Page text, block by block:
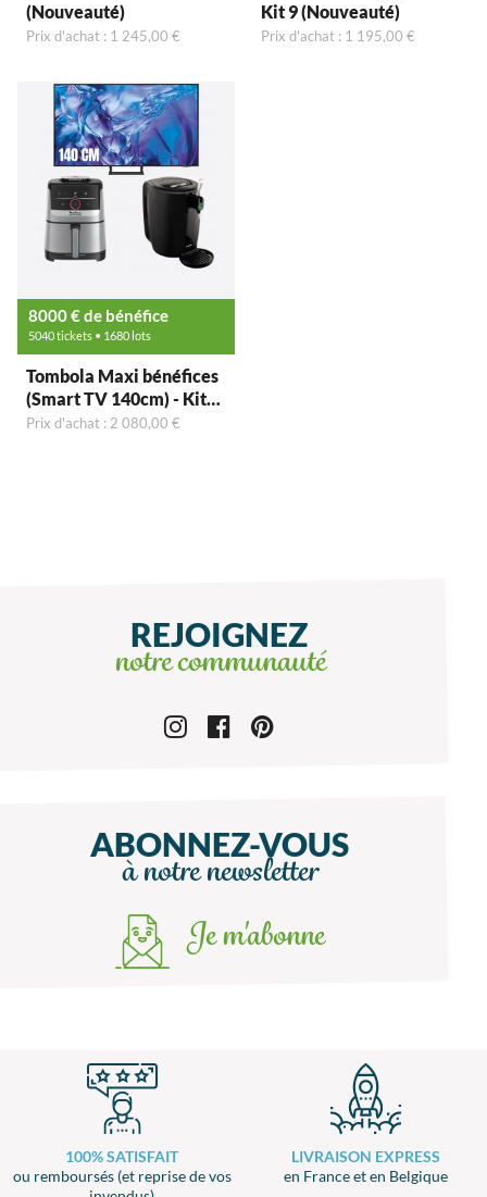
(Nouveauté)
Prix d'achat : 1 245,00 €
Kit 9 (Nouveauté)
Prix d'achat : 1 195,00 €
Tombola Maxi bénéfices
(Smart TV 140cm) - Kit
33 (Nouveauté)
8000 € de bénéfice
5040 tickets • 1680 lots
Prix d'achat : 2 080,00 €
REJOIGNEZ
notre communauté
ABONNEZ-VOUS
à notre newsletter
Je m'abonne
100% SATISFAIT
ou remboursés (et reprise de vos
LIVRAISON EXPRESS
en France et en Belgique